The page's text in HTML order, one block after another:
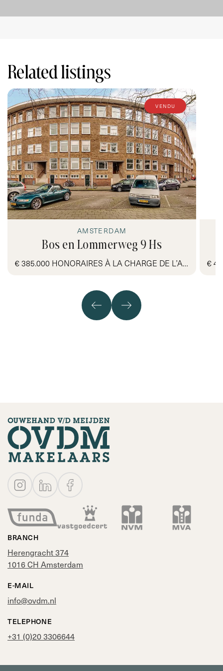
Related listings
vendu
AMSTERDAM
Bos en Lommerweg 9 Hs
€ 385.000 HONORAIRES À LA CHARGE DE L’ACQUÉREUR
BRANCH
Herengracht 374
1016 CH Amsterdam
E-MAIL
info@ovdm.nl
TELEPHONE
+31 (0)20 3306644